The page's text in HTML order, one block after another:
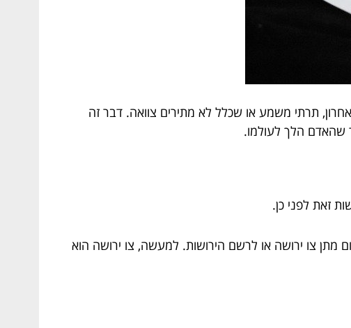
תרתי משמע או שכלל לא מתירים צוואה. דבר זה
שהאדם הלך לעולמו.
זאת לפני כן.
צו ירושה או לרשם הירושות. למעשה, צו ירושה הוא